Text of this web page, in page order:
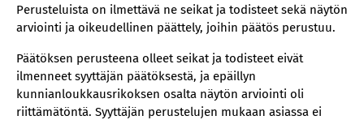
Perusteluista on ilmettävä ne seikat ja todisteet sekä näytön
arviointi ja oikeudellinen päättely, joihin päätös perustuu.
Päätöksen perusteena olleet seikat ja todisteet eivät
ilmenneet syyttäjän päätöksestä, ja epäillyn
kunnianloukkausrikoksen osalta näytön arviointi oli
riittämätöntä. Syyttäjän perustelujen mukaan asiassa ei